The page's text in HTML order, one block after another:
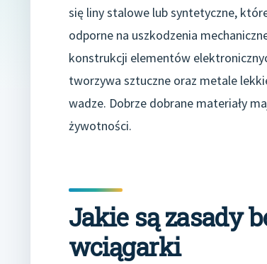
się liny stalowe lub syntetyczne,
odporne na uszkodzenia
konstrukcji elementów
tworzywa sztuczne oraz metale
wadze. Dobrze dobrane materiały
żywotności.
Jakie są zasady
wciągarki